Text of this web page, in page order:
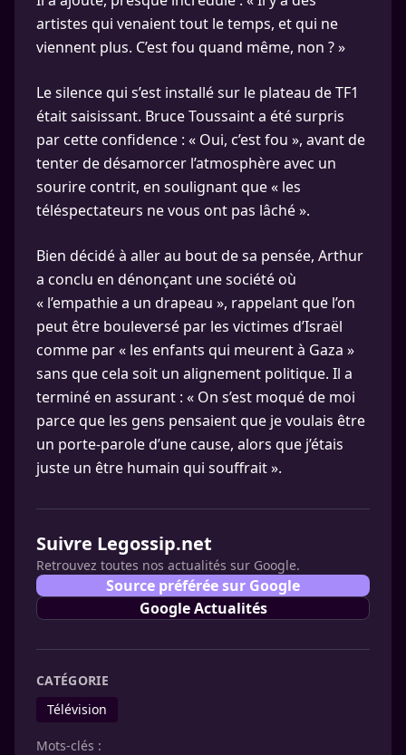
artistes qui venaient tout le temps, et qui ne
viennent plus. C’est fou quand même, non ? »
Le silence qui s’est installé sur le plateau de TF1
était saisissant. Bruce Toussaint a été surpris
par cette confidence : « Oui, c’est fou », avant de
tenter de désamorcer l’atmosphère avec un
sourire contrit, en soulignant que « les
téléspectateurs ne vous ont pas lâché ».
Bien décidé à aller au bout de sa pensée, Arthur
a conclu en dénonçant une société où
« l’empathie a un drapeau », rappelant que l’on
peut être bouleversé par les victimes d’Israël
comme par « les enfants qui meurent à Gaza »
sans que cela soit un alignement politique. Il a
terminé en assurant : « On s’est moqué de moi
parce que les gens pensaient que je voulais être
un porte-parole d’une cause, alors que j’étais
juste un être humain qui souffrait ».
Suivre Legossip.net
Retrouvez toutes nos actualités sur Google.
Source préférée sur Google
Google Actualités
CATÉGORIE
Télévision
Mots-clés :